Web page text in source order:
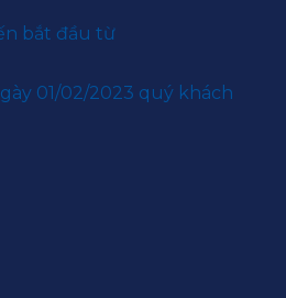
bắt đầu từ
01/02/2023 quý khách